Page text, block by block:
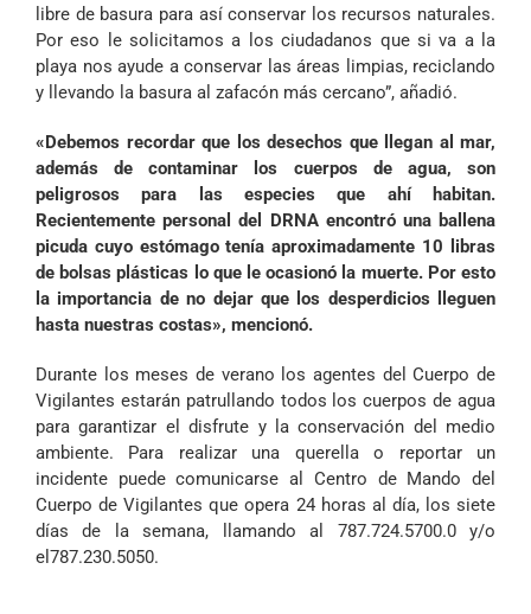
libre de basura para así conservar los recursos naturales.
Por eso le solicitamos a los ciudadanos que si va a la
playa nos ayude a conservar las áreas limpias, reciclando
y llevando la basura al zafacón más cercano”, añadió.
«Debemos recordar que los desechos que llegan al mar,
además de contaminar los cuerpos de agua, son
peligrosos para las especies que ahí habitan.
Recientemente personal del DRNA encontró una ballena
picuda cuyo estómago tenía aproximadamente 10 libras
de bolsas plásticas lo que le ocasionó la muerte. Por esto
la importancia de no dejar que los desperdicios lleguen
hasta nuestras costas», mencionó.
Durante los meses de verano los agentes del Cuerpo de
Vigilantes estarán patrullando todos los cuerpos de agua
para garantizar el disfrute y la conservación del medio
ambiente. Para realizar una querella o reportar un
incidente puede comunicarse al Centro de Mando del
Cuerpo de Vigilantes que opera 24 horas al día, los siete
días de la semana, llamando al 787.724.5700.0 y/o
el 787.230.5050.